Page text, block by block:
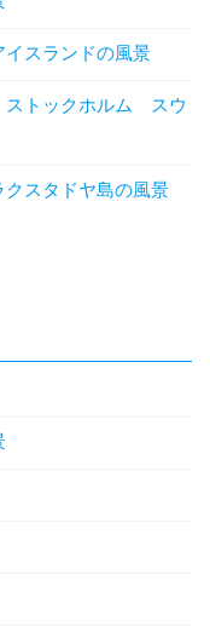
スランドの風景
トックホルム スウ
クスタドヤ島の風景